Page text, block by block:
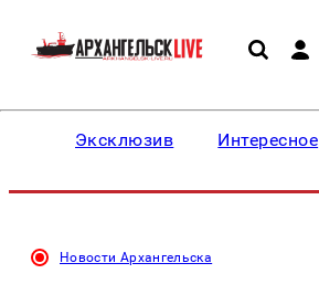
Эксклюзив Интересное
Новости Архангельска